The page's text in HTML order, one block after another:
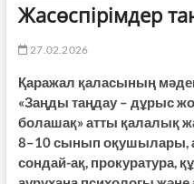
Жасөспірімдер
27.02.2026
Қаражал қаласының
«Заңды таңдау – дұрыс
болашақ» атты қалалық
8–10 сынып оқушылары,
сондай-ақ, прокуратура,